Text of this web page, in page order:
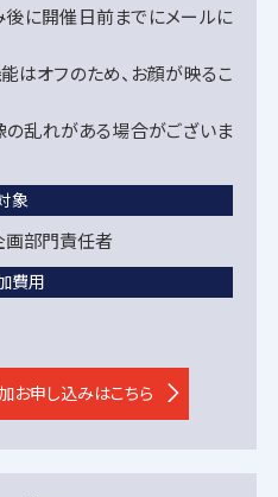
後に開催日前までにメールに
はオフのため、お顔が映るこ
の乱れがある場合がございま
象
画部門責任者
費用
お申し込みはこちら